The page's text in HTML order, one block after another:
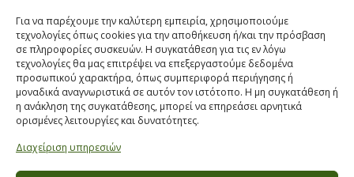
Για να παρέχουμε την καλύτερη εμπειρία, χρησιμοποιούμε
τεχνολογίες όπως cookies για την αποθήκευση ή/και την πρόσβαση
σε πληροφορίες συσκευών. Η συγκατάθεση για τις εν λόγω
τεχνολογίες θα μας επιτρέψει να επεξεργαστούμε δεδομένα
προσωπικού χαρακτήρα, όπως συμπεριφορά περιήγησης ή
μοναδικά αναγνωριστικά σε αυτόν τον ιστότοπο. Η μη συγκατάθεση ή
η ανάκληση της συγκατάθεσης, μπορεί να επηρεάσει αρνητικά
ορισμένες λειτουργίες και δυνατότητες.
Διαχείριση υπηρεσιών
Τηλ:231 030 9709,231 035 1630
Email:info@ecobuildings.gr
Email:eshop@ecobuildings.gr
ΟΡΟΙ ΧΡΗΣΗΣ
ΠΟΛΙΤΙΚΗ ΑΠΟΡΡΗΤΟΥ
ΒΡΕΙΤΕ ΜΑΣ ΣΤΟ ΧΑΡΤΗ